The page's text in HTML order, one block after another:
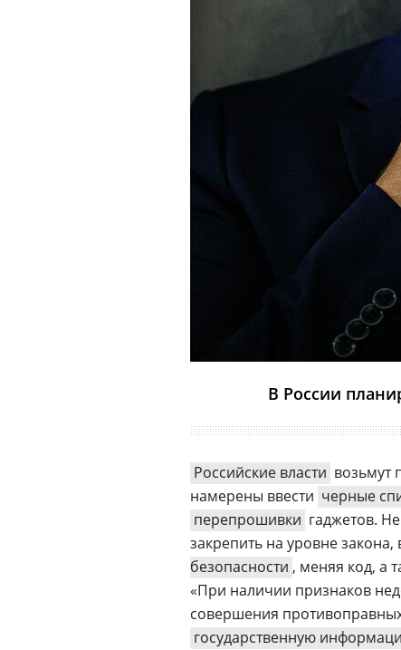
В России
Российские власти возьмут
намерены ввести черные
перепрошивки гаджетов.
закрепить на уровне закона,
безопасности , меняя код, а
«При наличии признаков
совершения
государственную